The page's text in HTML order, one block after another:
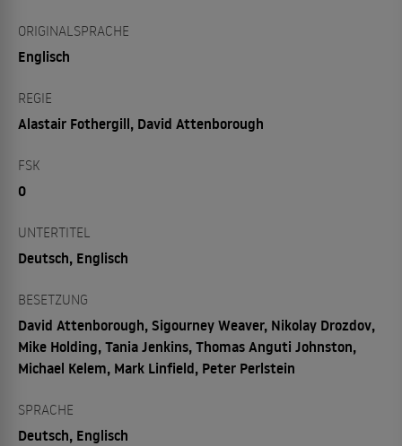
ORIGINALSPRACHE
Englisch
REGIE
Alastair Fothergill, David Attenborough
FSK
0
UNTERTITEL
Deutsch, Englisch
BESETZUNG
David Attenborough, Sigourney Weaver, Nikolay Drozdov,
Mike Holding, Tania Jenkins, Thomas Anguti Johnston,
Michael Kelem, Mark Linfield, Peter Perlstein
SPRACHE
Deutsch, Englisch